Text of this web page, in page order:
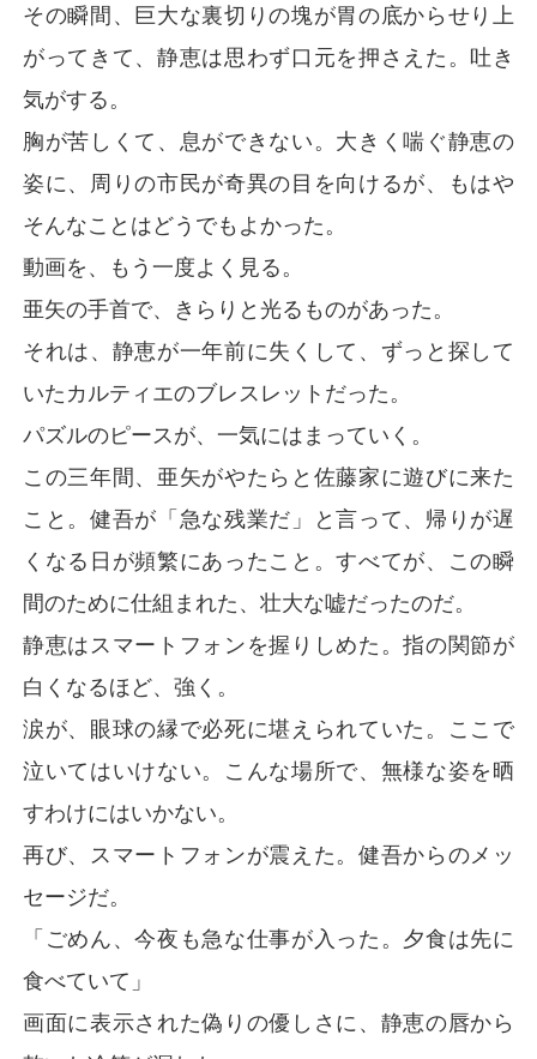
その瞬間、巨大な裏切りの塊が胃の底からせり上
がってきて、静恵は思わず口元を押さえた。吐き
気がする。
胸が苦しくて、息ができない。大きく喘ぐ静恵の
姿に、周りの市民が奇異の目を向けるが、もはや
そんなことはどうでもよかった。
動画を、もう一度よく見る。
亜矢の手首で、きらりと光るものがあった。
それは、静恵が一年前に失くして、ずっと探して
いたカルティエのブレスレットだった。
パズルのピースが、一気にはまっていく。
この三年間、亜矢がやたらと佐藤家に遊びに来た
こと。健吾が「急な残業だ」と言って、帰りが遅
くなる日が頻繁にあったこと。すべてが、この瞬
間のために仕組まれた、壮大な嘘だったのだ。
静恵はスマートフォンを握りしめた。指の関節が
白くなるほど、強く。
涙が、眼球の縁で必死に堪えられていた。ここで
泣いてはいけない。こんな場所で、無様な姿を晒
すわけにはいかない。
再び、スマートフォンが震えた。健吾からのメッ
セージだ。
「ごめん、今夜も急な仕事が入った。夕食は先に
食べていて」
画面に表示された偽りの優しさに、静恵の唇から